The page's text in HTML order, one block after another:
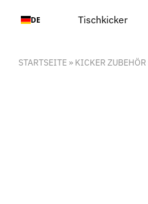
Inhalt DE Tischkicker
STARTSEITE» KICKER ZUBEHÖR